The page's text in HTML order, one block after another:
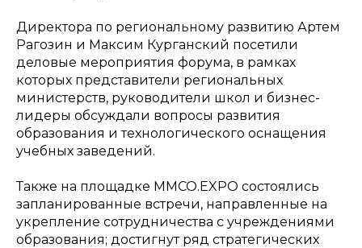
Директора по региональному развитию Артем
Рагозин и Максим Курганский посетили
деловые мероприятия форума, в рамках
которых представители региональных
министерств, руководители школ и бизнес-
лидеры обсуждали вопросы развития
образования и технологического оснащения
учебных заведений.
Также на площадке ММСО.EXPO состоялись
запланированные встречи, направленные на
укрепление сотрудничества с учреждениями
образования; достигнут ряд стратегических